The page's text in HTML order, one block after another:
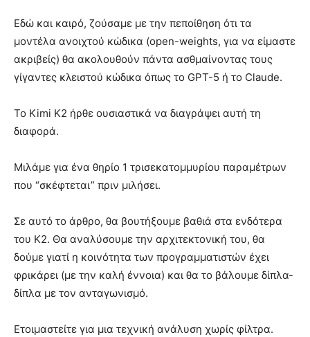
Εδώ και καιρό, ζούσαμε με την πεποίθηση ότι τα
μοντέλα ανοιχτού κώδικα (open-weights, για να είμαστε
ακριβείς) θα ακολουθούν πάντα ασθμαίνοντας τους
γίγαντες κλειστού κώδικα όπως το GPT-5 ή το Claude.
Το Kimi K2 ήρθε ουσιαστικά να διαγράψει αυτή τη
διαφορά.
Μιλάμε για ένα θηρίο 1 τρισεκατομμυρίου παραμέτρων
που “σκέφτεται” πριν μιλήσει.
Σε αυτό το άρθρο, θα βουτήξουμε βαθιά στα ενδότερα
του K2. Θα αναλύσουμε την αρχιτεκτονική του, θα
δούμε γιατί η κοινότητα των προγραμματιστών έχει
φρικάρει (με την καλή έννοια) και θα το βάλουμε δίπλα-
δίπλα με τον ανταγωνισμό.
Ετοιμαστείτε για μια τεχνική ανάλυση χωρίς φίλτρα.